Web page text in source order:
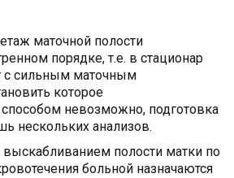
маточной полости
порядке, т.е. в стационар
с сильным маточным
которое
невозможно, подготовка
нескольких анализов.
полости матки по
больной назначаются